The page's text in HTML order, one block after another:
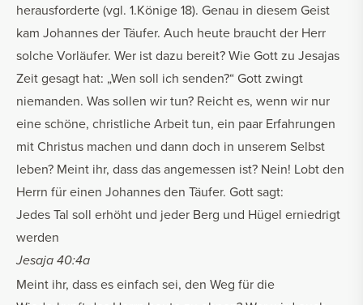
herausforderte (vgl. 1.Könige 18). Genau in diesem Geist
kam Johannes der Täufer. Auch heute braucht der Herr
solche Vorläufer. Wer ist dazu bereit? Wie Gott zu Jesajas
Zeit gesagt hat: „Wen soll ich senden?“ Gott zwingt
niemanden. Was sollen wir tun? Reicht es, wenn wir nur
eine schöne, christliche Arbeit tun, ein paar Erfahrungen
mit Christus machen und dann doch in unserem Selbst
leben? Meint ihr, dass das angemessen ist? Nein! Lobt den
Herrn für einen Johannes den Täufer. Gott sagt:
Jedes Tal soll erhöht und jeder Berg und Hügel erniedrigt
werden
Jesaja 40:4a
Meint ihr, dass es einfach sei, den Weg für die